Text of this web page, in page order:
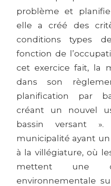
problème et
elle a créé des
conditions types
fonction de
cet exercice fait, la
dans son
planification par
créant un nouvel
bassin versant
municipalité ayant
à la villégiature, où
mettent une
environnementale